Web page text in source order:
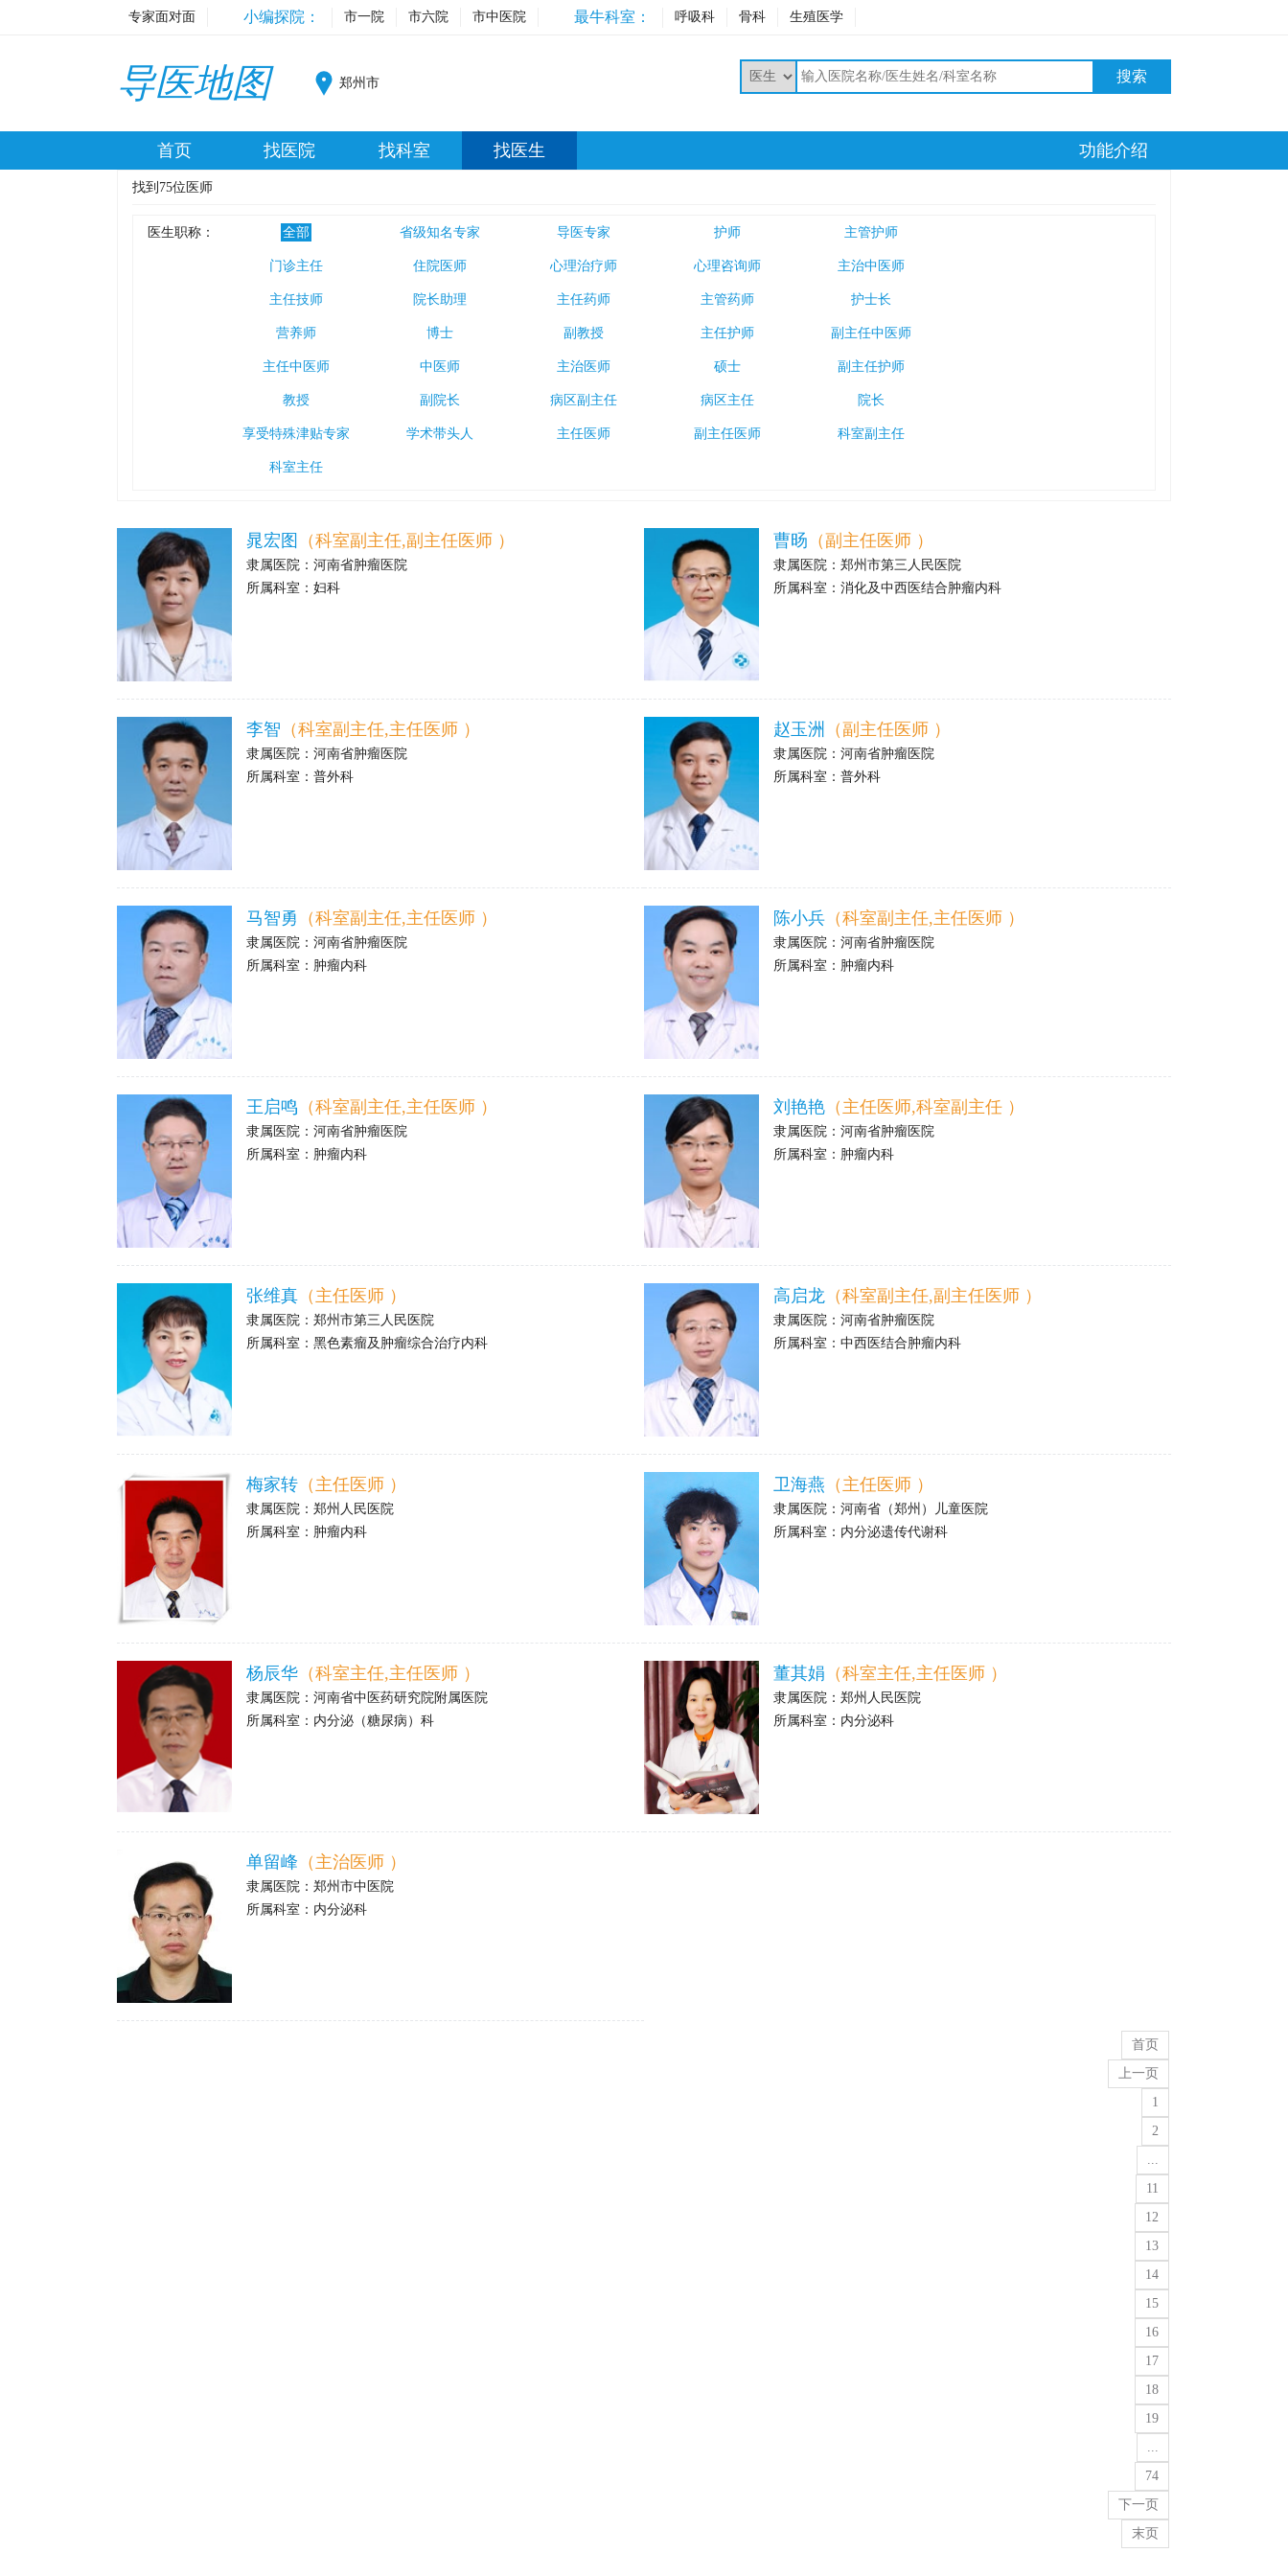
专家面对面 小编探院： 市一院 市六院 市中医院 最牛科室： 呼吸科 骨科 生殖医学
导医地图 郑州市 搜索
首页 找医院 找科室 找医生 功能介绍
找到 75位医师
医生职称： 全部 省级知名专家 导医专家 护师 主管护师
门诊主任 住院医师 心理治疗师 心理咨询师 主治中医师
主任技师 院长助理 主任药师 主管药师 护士长
营养师 博士 副教授 主任护师 副主任中医师
主任中医师 中医师 主治医师 硕士 副主任护师
教授 副院长 病区副主任 病区主任 院长
享受特殊津贴专家 学术带头人 主任医师 副主任医师 科室副主任
科室主任
晁宏图 （科室副主任,副主任医师 ）
隶属医院： 河南省肿瘤医院
所属科室： 妇科
曹旸 （副主任医师 ）
隶属医院： 郑州市第三人民医院
所属科室： 消化及中西医结合肿瘤内科
李智 （科室副主任,主任医师 ）
隶属医院： 河南省肿瘤医院
所属科室： 普外科
赵玉洲 （副主任医师 ）
隶属医院： 河南省肿瘤医院
所属科室： 普外科
马智勇 （科室副主任,主任医师 ）
隶属医院： 河南省肿瘤医院
所属科室： 肿瘤内科
陈小兵 （科室副主任,主任医师 ）
隶属医院： 河南省肿瘤医院
所属科室： 肿瘤内科
王启鸣 （科室副主任,主任医师 ）
隶属医院： 河南省肿瘤医院
所属科室： 肿瘤内科
刘艳艳 （主任医师,科室副主任 ）
隶属医院： 河南省肿瘤医院
所属科室： 肿瘤内科
张维真 （主任医师 ）
隶属医院： 郑州市第三人民医院
所属科室： 黑色素瘤及肿瘤综合治疗内科
高启龙 （科室副主任,副主任医师 ）
隶属医院： 河南省肿瘤医院
所属科室： 中西医结合肿瘤内科
梅家转 （主任医师 ）
隶属医院： 郑州人民医院
所属科室： 肿瘤内科
卫海燕 （主任医师 ）
隶属医院： 河南省（郑州）儿童医院
所属科室： 内分泌遗传代谢科
杨辰华 （科室主任,主任医师 ）
隶属医院： 河南省中医药研究院附属医院
所属科室： 内分泌（糖尿病）科
董其娟 （科室主任,主任医师 ）
隶属医院： 郑州人民医院
所属科室： 内分泌科
单留峰 （主治医师 ）
隶属医院： 郑州市中医院
所属科室： 内分泌科
首页
上一页
1
2
...
11
12
13
14
15
16
17
18
19
...
74
下一页
末页